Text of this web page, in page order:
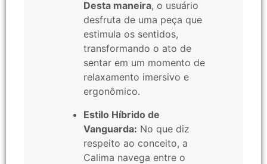
Desta maneira, o usuário
desfruta de uma peça que
estimula os sentidos,
transformando o ato de
sentar em um momento de
relaxamento imersivo e
ergonômico.
Estilo Híbrido de
Vanguarda: No que diz
respeito ao conceito, a
Calima navega entre o